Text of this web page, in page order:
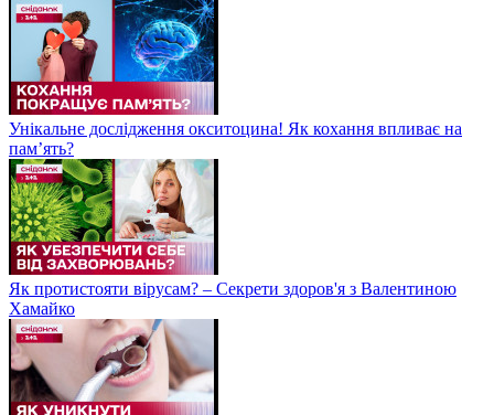
Унікальне дослідження окситоцина! Як кохання впливає на
пам’ять?
Як протистояти вірусам? – Секрети здоров'я з Валентиною
Хамайко